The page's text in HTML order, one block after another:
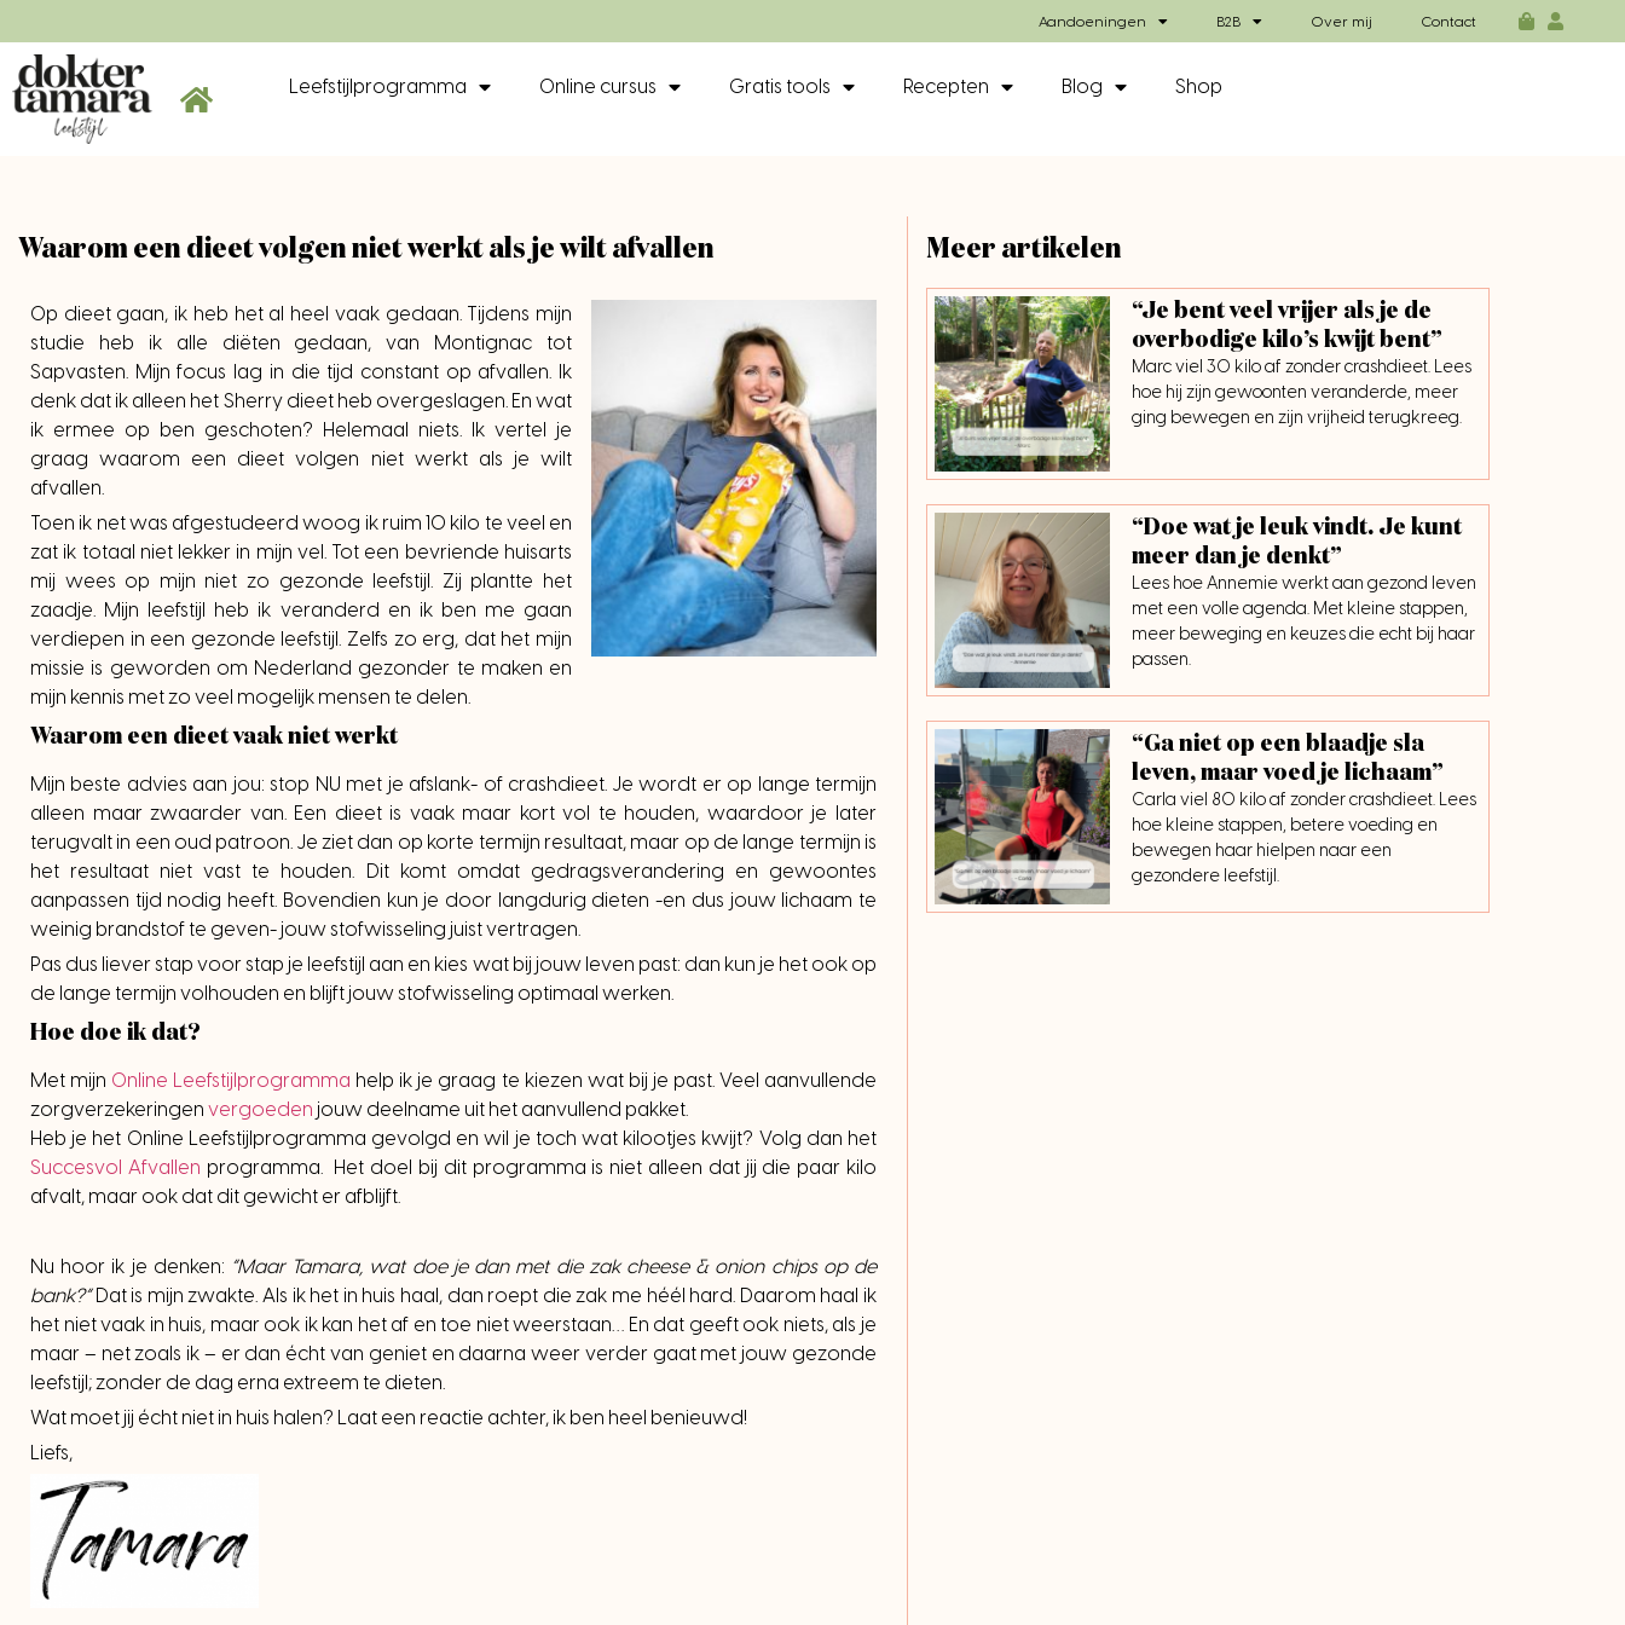
Aandoeningen B2B Over mij Contact
Leefstijlprogramma Online cursus Gratis tools Recepten Blog Shop
Waarom een dieet volgen niet werkt als je wilt afvallen
Op dieet gaan, ik heb het al heel vaak gedaan. Tijdens mijn
studie heb ik alle diëten gedaan, van Montignac tot
Sapvasten. Mijn focus lag in die tijd constant op afvallen. Ik
denk dat ik alleen het Sherry dieet heb overgeslagen. En wat
ik ermee op ben geschoten? Helemaal niets. Ik vertel je
graag waarom een dieet volgen niet werkt als je wilt
afvallen.
Toen ik net was afgestudeerd woog ik ruim 10 kilo te veel en
zat ik totaal niet lekker in mijn vel. Tot een bevriende huisarts
mij wees op mijn niet zo gezonde leefstijl. Zij plantte het
zaadje. Mijn leefstijl heb ik veranderd en ik ben me gaan
verdiepen in een gezonde leefstijl. Zelfs zo erg, dat het mijn
missie is geworden om Nederland gezonder te maken en
mijn kennis met zo veel mogelijk mensen te delen.
Waarom een dieet vaak niet werkt
Mijn beste advies aan jou: stop NU met je afslank- of crashdieet. Je wordt er op lange termijn
alleen maar zwaarder van. Een dieet is vaak maar kort vol te houden, waardoor je later
terugvalt in een oud patroon. Je ziet dan op korte termijn resultaat, maar op de lange termijn is
het resultaat niet vast te houden. Dit komt omdat gedragsverandering en gewoontes
aanpassen tijd nodig heeft. Bovendien kun je door langdurig dieten -en dus jouw lichaam te
weinig brandstof te geven- jouw stofwisseling juist vertragen.
Pas dus liever stap voor stap je leefstijl aan en kies wat bij jouw leven past: dan kun je het ook op
de lange termijn volhouden en blijft jouw stofwisseling optimaal werken.
Hoe doe ik dat?
Met mijn Online Leefstijlprogramma help ik je graag te kiezen wat bij je past. Veel aanvullende
zorgverzekeringen vergoeden jouw deelname uit het aanvullend pakket.
Heb je het Online Leefstijlprogramma gevolgd en wil je toch wat kilootjes kwijt? Volg dan het
Succesvol Afvallen programma. Het doel bij dit programma is niet alleen dat jij die paar kilo
afvalt, maar ook dat dit gewicht er afblijft.
Nu hoor ik je denken: “Maar Tamara, wat doe je dan met die zak cheese & onion chips op de
bank?”Dat is mijn zwakte. Als ik het in huis haal, dan roept die zak me héél hard. Daarom haal ik
het niet vaak in huis, maar ook ik kan het af en toe niet weerstaan… En dat geeft ook niets, als je
maar – net zoals ik – er dan écht van geniet en daarna weer verder gaat met jouw gezonde
leefstijl; zonder de dag erna extreem te dieten.
Wat moet jij écht niet in huis halen? Laat een reactie achter, ik ben heel benieuwd!
Liefs,
Meer artikelen
“Je bent veel vrijer als je de
overbodige kilo’s kwijt bent”
Marc viel 30 kilo af zonder crashdieet. Lees
hoe hij zijn gewoonten veranderde, meer
ging bewegen en zijn vrijheid terugkreeg.
“Doe wat je leuk vindt. Je kunt
meer dan je denkt”
Lees hoe Annemie werkt aan gezond leven
met een volle agenda. Met kleine stappen,
meer beweging en keuzes die echt bij haar
passen.
“Ga niet op een blaadje sla
leven, maar voed je lichaam”
Carla viel 80 kilo af zonder crashdieet. Lees
hoe kleine stappen, betere voeding en
bewegen haar hielpen naar een
gezondere leefstijl.